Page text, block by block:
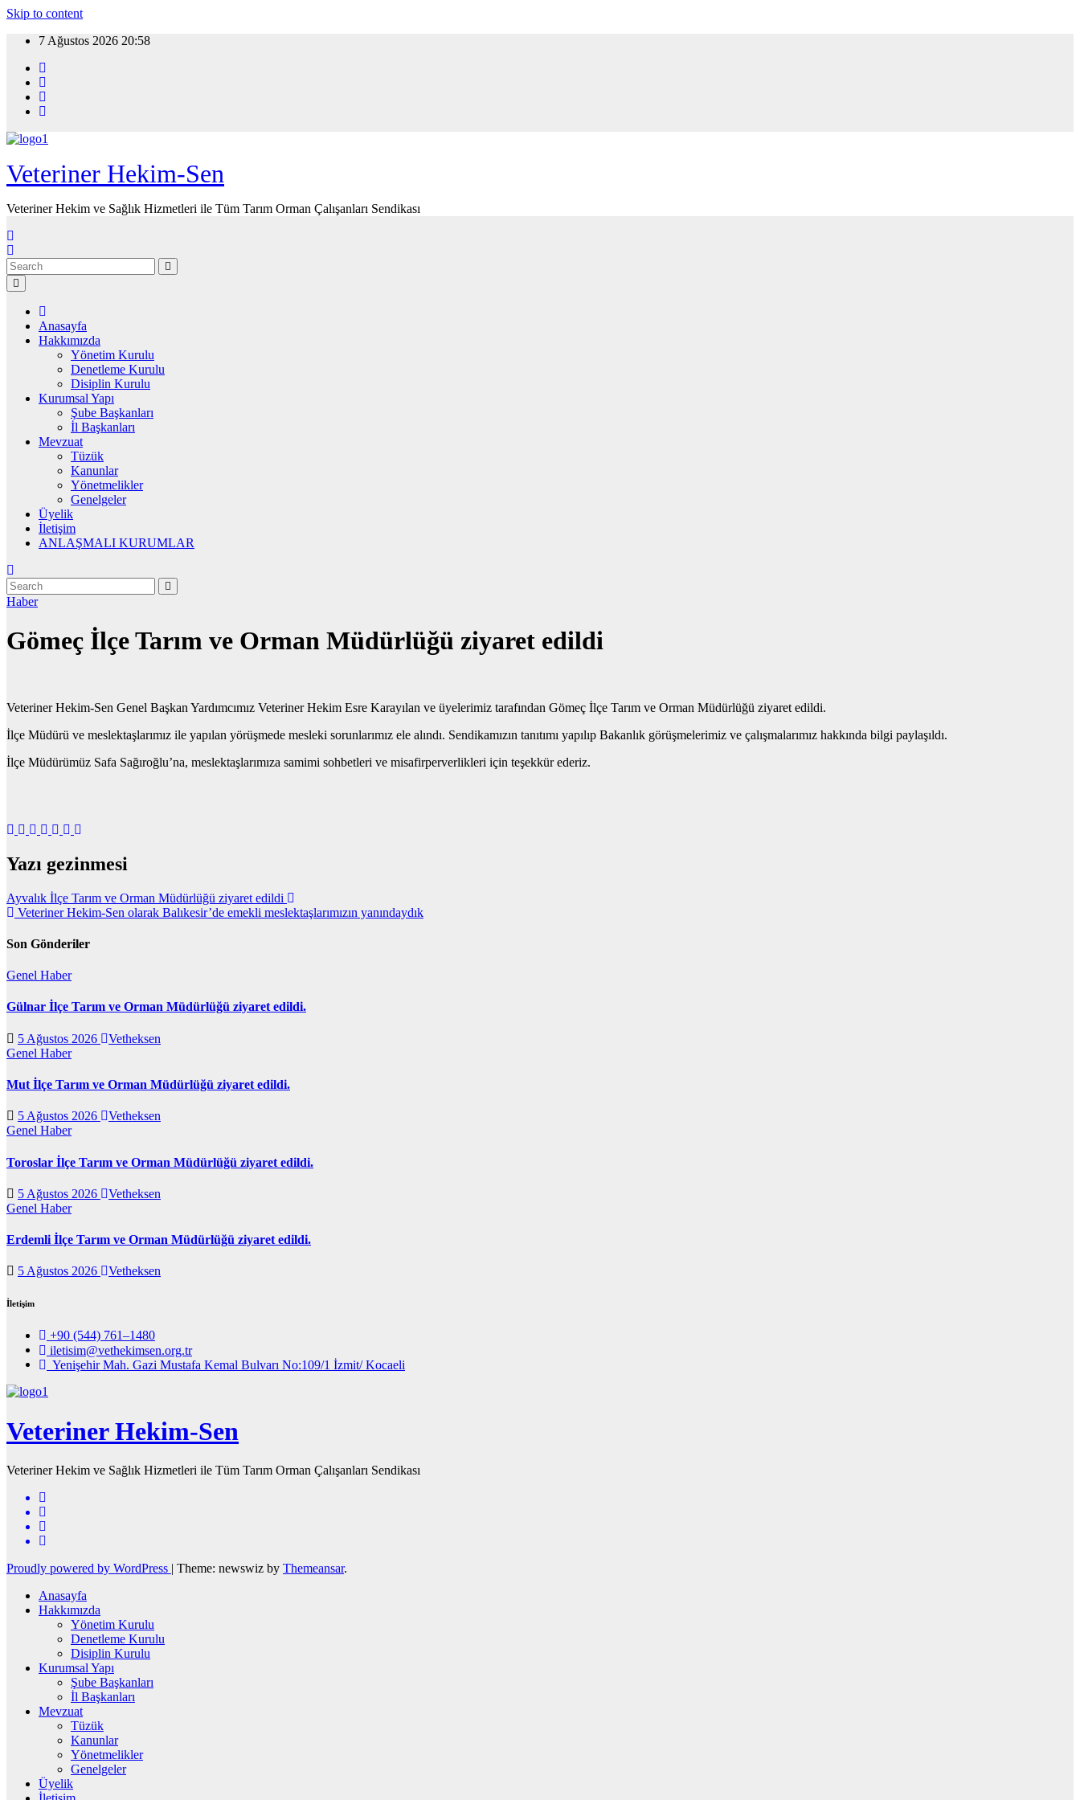
Skip to content
7 Ağustos 2026 20:58
Veteriner Hekim-Sen
Veteriner Hekim ve Sağlık Hizmetleri ile Tüm Tarım Orman Çalışanları Sendikası
Anasayfa
Hakkımızda
Yönetim Kurulu
Denetleme Kurulu
Disiplin Kurulu
Kurumsal Yapı
Şube Başkanları
İl Başkanları
Mevzuat
Tüzük
Kanunlar
Yönetmelikler
Genelgeler
Üyelik
İletişim
ANLAŞMALI KURUMLAR
Haber
Gömeç İlçe Tarım ve Orman Müdürlüğü ziyaret edildi
Veteriner Hekim-Sen Genel Başkan Yardımcımız Veteriner Hekim Esre Karayılan ve üyelerimiz tarafından Gömeç İlçe Tarım ve Orman Müdürlüğü ziyaret edildi.
İlçe Müdürü ve meslektaşlarımız ile yapılan yörüşmede mesleki sorunlarımız ele alındı. Sendikamızın tanıtımı yapılıp Bakanlık görüşmelerimiz ve çalışmalarımız hakkında bilgi paylaşıldı.
İlçe Müdürümüz Safa Sağıroğlu’na, meslektaşlarımıza samimi sohbetleri ve misafirperverlikleri için teşekkür ederiz.
Yazı gezinmesi
Ayvalık İlçe Tarım ve Orman Müdürlüğü ziyaret edildi
Veteriner Hekim-Sen olarak Balıkesir’de emekli meslektaşlarımızın yanındaydık
Son Gönderiler
Genel Haber
Gülnar İlçe Tarım ve Orman Müdürlüğü ziyaret edildi.
5 Ağustos 2026
Vetheksen
Genel Haber
Mut İlçe Tarım ve Orman Müdürlüğü ziyaret edildi.
5 Ağustos 2026
Vetheksen
Genel Haber
Toroslar İlçe Tarım ve Orman Müdürlüğü ziyaret edildi.
5 Ağustos 2026
Vetheksen
Genel Haber
Erdemli İlçe Tarım ve Orman Müdürlüğü ziyaret edildi.
5 Ağustos 2026 Vetheksen
İletişim
+90 (544) 761–1480
iletisim@vethekimsen.org.tr
Yenişehir Mah. Gazi Mustafa Kemal Bulvarı No:109/1 İzmit/ Kocaeli
Veteriner Hekim-Sen
Veteriner Hekim ve Sağlık Hizmetleri ile Tüm Tarım Orman Çalışanları Sendikası
Proudly powered by WordPress | Theme: newswiz by Themeansar.
Anasayfa
Hakkımızda
Yönetim Kurulu
Denetleme Kurulu
Disiplin Kurulu
Kurumsal Yapı
Şube Başkanları
İl Başkanları
Mevzuat
Tüzük
Kanunlar
Yönetmelikler
Genelgeler
Üyelik